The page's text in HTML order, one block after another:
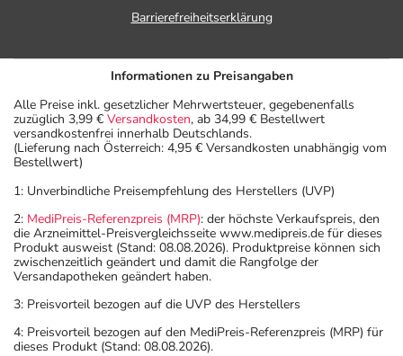
Barrierefreiheitserklärung
Informationen zu Preisangaben
Alle Preise inkl. gesetzlicher Mehrwertsteuer, gegebenenfalls
zuzüglich 3,99 € Versandkosten, ab 34,99 € Bestellwert
versandkostenfrei innerhalb Deutschlands.
(Lieferung nach Österreich: 4,95 € Versandkosten unabhängig vom
Bestellwert)
1: Unverbindliche Preisempfehlung des Herstellers (UVP)
2: MediPreis-Referenzpreis (MRP): der höchste Verkaufspreis, den
die Arzneimittel-Preisvergleichsseite www.medipreis.de für dieses
Produkt ausweist (Stand: 08.08.2026). Produktpreise können sich
zwischenzeitlich geändert und damit die Rangfolge der
Versandapotheken geändert haben.
3: Preisvorteil bezogen auf die UVP des Herstellers
4: Preisvorteil bezogen auf den MediPreis-Referenzpreis (MRP) für
dieses Produkt (Stand: 08.08.2026).